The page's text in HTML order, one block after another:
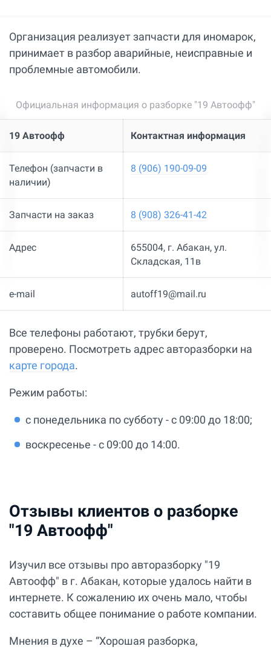
Организация реализует запчасти для иномарок,
принимает в разбор аварийные, неисправные и
проблемные автомобили.
Официальная информация о разборке "19 Автоофф"
19 Автоофф Контактная информация
Телефон (запчасти в
наличии)
8 (906) 190-09-09
Запчасти на заказ 8 (908) 326-41-42
Адрес
655004, г. Абакан, ул.
Складская, 11в
e-mail autoff19@mail.ru
Все телефоны работают, трубки берут,
проверено. Посмотреть адрес авторазборки на
карте города.
Режим работы:
с понедельника по субботу - с 09:00 до 18:00;
воскресенье - с 09:00 до 14:00.
Отзывы клиентов о разборке
"19 Автоофф"
Изучил все отзывы про авторазборку "19
Автоофф" в г. Абакан, которые удалось найти в
интернете. К сожалению их очень мало, чтобы
составить общее понимание о работе компании.
Мнения в духе – “Хорошая разборка,